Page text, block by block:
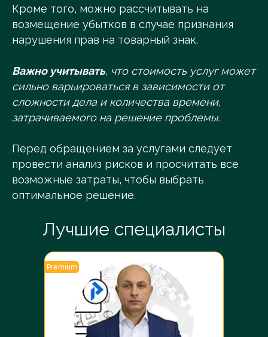
Кроме того, можно рассчитывать на
возмещение убытков в случае признания
нарушения прав на товарный знак.
Важно учитывать, что стоимость услуг может
сильно варьироваться в зависимости от
сложности дела и количества времени,
затрачиваемого на решение проблемы.
Перед обращением за услугами следует
провести анализ рисков и просчитать все
возможные затраты, чтобы выбрать
оптимальное решение.
Лучшие специалисты
Premium